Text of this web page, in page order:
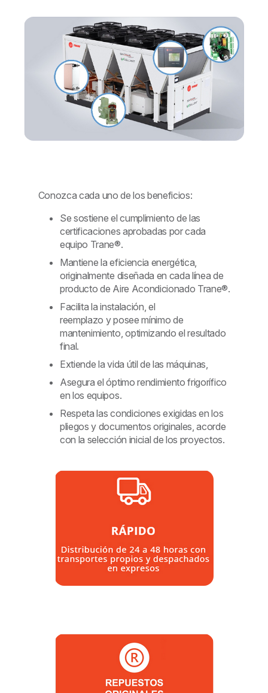
Conozca cada uno de los beneficios:
Se sostiene el cumplimiento de las
certificaciones aprobadas por cada
equipo Trane®.
Mantiene la eficiencia energética,
originalmente diseñada en cada línea de
producto de Aire Acondicionado Trane®.
Facilita la instalación, el
reemplazo y posee mínimo de
mantenimiento, optimizando el resultado
final.
Extiende la vida útil de las máquinas,
Asegura el óptimo rendimiento frigorífico
en los equipos.
Respeta las condiciones exigidas en los
pliegos y documentos originales, acorde
con la selección inicial de los proyectos.